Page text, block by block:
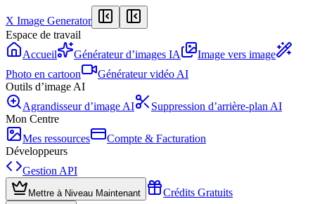
X Image Generator
Espace de travail
Accueil
Générateur d’images IA
Image vers image
Photo en cartoon
Générateur vidéo AI
Outils d’image AI
Agrandisseur d’image AI
Suppression d’arrière-plan AI
Mon Centre
Mes ressources
Compte & Facturation
Développeurs
Gestion API
Mettre à Niveau Maintenant Crédits Gratuits